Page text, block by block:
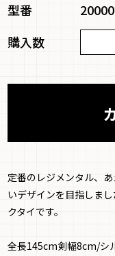
型番
購入数
定番のレジメンタル、
いデザインを目指しま
クタイです。
全長145cm剣幅8cm/シ